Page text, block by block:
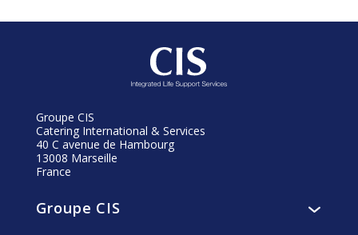
Groupe CIS
Catering International & Services
40 C avenue de Hambourg
13008 Marseille
France
Groupe CIS